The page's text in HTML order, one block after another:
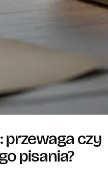
przewaga czy
pisania?